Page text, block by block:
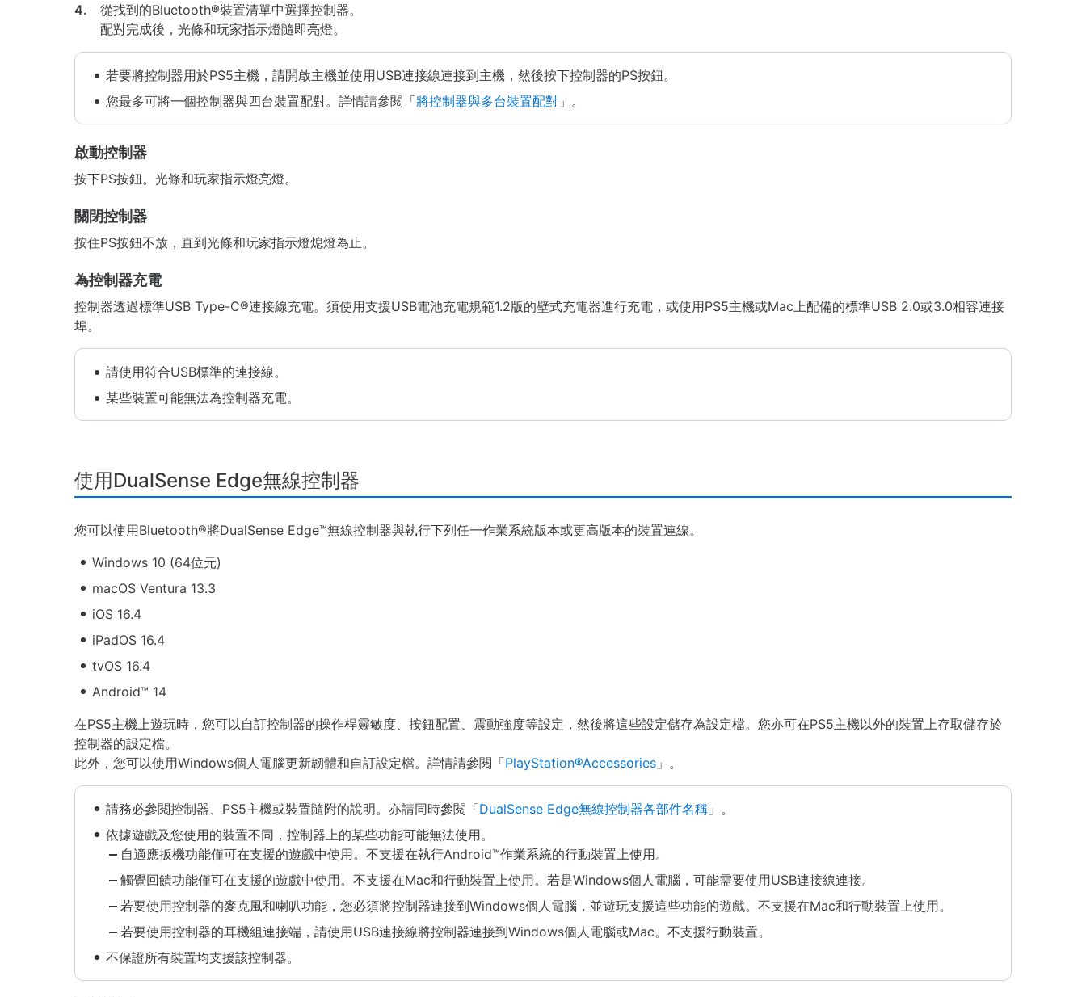
4.
從找到的Bluetooth®裝置清單中選擇控制器。
配對完成後，光條和玩家指示燈隨即亮燈。
若要將控制器用於PS5主機，請開啟主機並使用USB連接線連接到主機，然後按下控制器的PS按鈕。
您最多可將一個控制器與四台裝置配對。詳情請參閱「將控制器與多台裝置配對 」。
啟動控制器
按下PS按鈕。光條和玩家指示燈亮燈。
關閉控制器
按住PS按鈕不放，直到光條和玩家指示燈熄燈為止。
為控制器充電
控制器透過標準USB Type-C®連接線充電。須使用支援USB電池充電規範1.2版的壁式充電器進行充電，或使用PS5主機或Mac上配備的標準USB 2.0或3.0相容連接
埠。
請使用符合USB標準的連接線。
某些裝置可能無法為控制器充電。
使用DualSense Edge無線控制器
您可以使用Bluetooth®將DualSense Edge™無線控制器與執行下列任一作業系統版本或更高版本的裝置連線。
Windows 10 (64位元)
macOS Ventura 13.3
iOS 16.4
iPadOS 16.4
tvOS 16.4
Android™ 14
在PS5主機上遊玩時，您可以自訂控制器的操作桿靈敏度、按鈕配置、震動強度等設定，然後將這些設定儲存為設定檔。您亦可在PS5主機以外的裝置上存取儲存於
控制器的設定檔。
此外，您可以使用Windows個人電腦更新韌體和自訂設定檔。詳情請參閱「PlayStation®Accessories 」。
請務必參閱控制器、PS5主機或裝置隨附的說明。亦請同時參閱「DualSense Edge無線控制器各部件名稱 」。
依據遊戲及您使用的裝置不同，控制器上的某些功能可能無法使用。
自適應扳機功能僅可在支援的遊戲中使用。不支援在執行Android™作業系統的行動裝置上使用。
觸覺回饋功能僅可在支援的遊戲中使用。不支援在Mac和行動裝置上使用。若是Windows個人電腦，可能需要使用USB連接線連接。
若要使用控制器的麥克風和喇叭功能，您必須將控制器連接到Windows個人電腦，並遊玩支援這些功能的遊戲。不支援在Mac和行動裝置上使用。
若要使用控制器的耳機組連接端，請使用USB連接線將控制器連接到Windows個人電腦或Mac。不支援行動裝置。
不保證所有裝置均支援該控制器。